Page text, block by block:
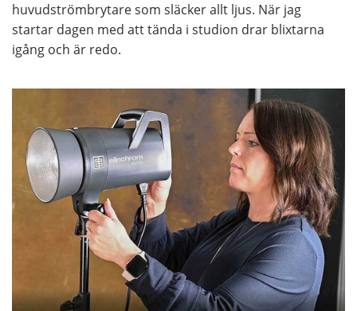
huvudströmbrytare som släcker allt ljus. När jag
startar dagen med att tända i studion drar blixtarna
igång och är redo.